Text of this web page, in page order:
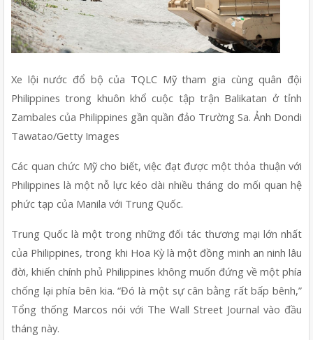
Xe lội nước đổ bộ của TQLC Mỹ tham gia cùng quân đội
Philippines trong khuôn khổ cuộc tập trận Balikatan ở tỉnh
Zambales của Philippines gần quần đảo Trường Sa. Ảnh Dondi
Tawatao/Getty Images
Các quan chức Mỹ cho biết, việc đạt được một thỏa thuận với
Philippines là một nỗ lực kéo dài nhiều tháng do mối quan hệ
phức tạp của Manila với Trung Quốc.
Trung Quốc là một trong những đối tác thương mại lớn nhất
của Philippines, trong khi Hoa Kỳ là một đồng minh an ninh lâu
đời, khiến chính phủ Philippines không muốn đứng về một phía
chống lại phía bên kia. “Đó là một sự cân bằng rất bấp bênh,”
Tổng thống Marcos nói với The Wall Street Journal vào đầu
tháng này.